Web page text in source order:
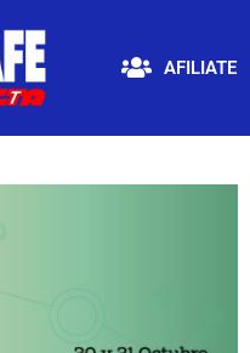
AFILIATE